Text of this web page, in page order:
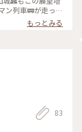
ン列車🚃が走って
媛 #松山総合公
もっとみる
83